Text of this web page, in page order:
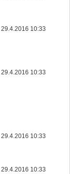
29.4.2016 10:33
29.4.2016 10:33
29.4.2016 10:33
29.4.2016 10:33